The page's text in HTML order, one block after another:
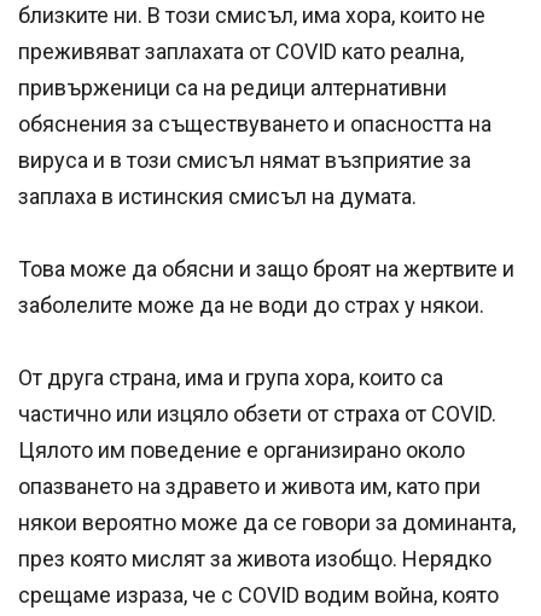
близките ни. В този смисъл, има хора, които не
преживяват заплахата от COVID като реална,
привърженици са на редици алтернативни
обяснения за съществуването и опасността на
вируса и в този смисъл нямат възприятие за
заплаха в истинския смисъл на думата.
Това може да обясни и защо броят на жертвите и
заболелите може да не води до страх у някои.
От друга страна, има и група хора, които са
частично или изцяло обзети от страха от COVID.
Цялото им поведение е организирано около
опазването на здравето и живота им, като при
някои вероятно може да се говори за доминанта,
през която мислят за живота изобщо. Нерядко
срещаме израза, че с COVID водим война, която